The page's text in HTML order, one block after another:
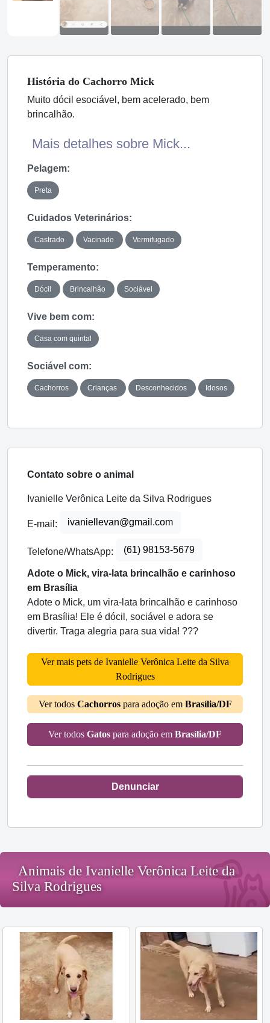
História do Cachorro Mick
Muito dócil esociável, bem acelerado, bem
brincalhão.
Mais detalhes sobre Mick...
Pelagem:
Preta
Cuidados Veterinários:
Castrado Vacinado Vermifugado
Temperamento:
Dócil Brincalhão Sociável
Vive bem com:
Casa com quintal
Sociável com:
Cachorros Crianças Desconhecidos Idosos
Contato sobre o animal
Ivanielle Verônica Leite da Silva Rodrigues
E-mail: ivaniellevan@gmail.com
Telefone/WhatsApp: (61) 98153-5679
Adote o Mick, vira-lata brincalhão e carinhoso
em Brasília
Adote o Mick, um vira-lata brincalhão e carinhoso
em Brasília! Ele é dócil, sociável e adora se
divertir. Traga alegria para sua vida! ???
Ver mais pets de Ivanielle Verônica Leite da Silva
Rodrigues
Ver todos Cachorrospara adoção em Brasília/DF
Ver todos Gatos para adoção em Brasília/DF
Denunciar
Animais de Ivanielle Verônica Leite da
Silva Rodrigues